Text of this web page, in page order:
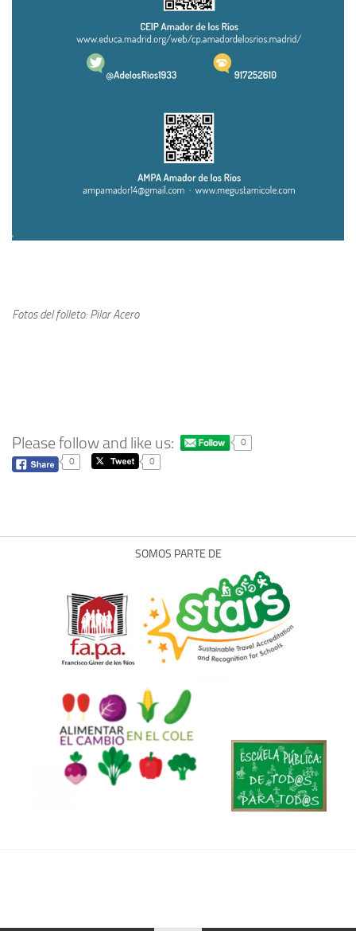
Fotos del folleto: Pilar Acero
Please follow and like us:
0
0
0
SOMOS PARTE DE